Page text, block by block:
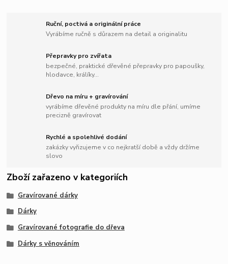
Ruční, poctivá a originální práce
Vyrábíme ručně s důrazem na detail a originalitu
Přepravky pro zvířata
bezpečné, praktické dřevěné přepravky pro papoušky,
hlodavce, králíky...
Dřevo na míru + gravírování
vyrábíme dřevěné produkty na míru dle přání, umíme
precizně gravírovat
Rychlé a spolehlivé dodání
zakázky vyřizujeme v co nejkratší době a vždy držíme
slovo
Zboží zařazeno v kategoriích
Gravírované dárky
Dárky
Gravírované fotografie do dřeva
Dárky s věnováním